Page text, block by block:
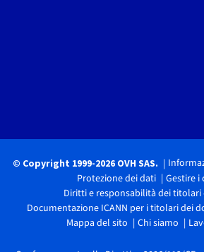
© Copyright 1999-2026 OVH SAS.
Protezione dei dati
Gestire i
Diritti e responsabilità dei
Documentazione ICANN per i titolari dei
Mappa del sito
Chi siamo